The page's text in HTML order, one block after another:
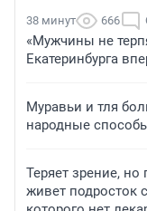
38 минут 666
«Мужчины не
Екатеринбурга
Муравьи и тля
народные
Теряет зрение, но
живет подросток